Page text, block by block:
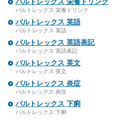
バルトレックス 栄養ドリンク
バルトレックス 栄養ドリンク
バルトレックス 英語
バルトレックス 英語
バルトレックス 英語表記
バルトレックス 英語表記
バルトレックス 英文
バルトレックス 英文
バルトレックス 炎症
バルトレックス 炎症
バルトレックス 下痢
バルトレックス 下痢